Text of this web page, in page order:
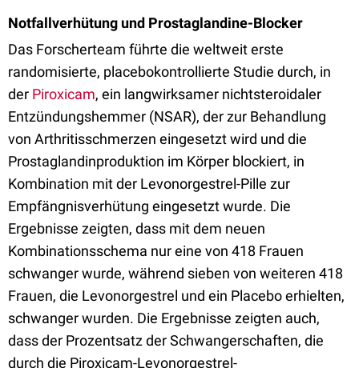
Notfallverhütung und Prostaglandine-Blocker
Das Forscherteam führte die weltweit erste
randomisierte, placebokontrollierte Studie durch, in
der Piroxicam, ein langwirksamer nichtsteroidaler
Entzündungshemmer (NSAR), der zur Behandlung
von Arthritisschmerzen eingesetzt wird und die
Prostaglandinproduktion im Körper blockiert, in
Kombination mit der Levonorgestrel-Pille zur
Empfängnisverhütung eingesetzt wurde. Die
Ergebnisse zeigten, dass mit dem neuen
Kombinationsschema nur eine von 418 Frauen
schwanger wurde, während sieben von weiteren 418
Frauen, die Levonorgestrel und ein Placebo erhielten,
schwanger wurden. Die Ergebnisse zeigten auch,
dass der Prozentsatz der Schwangerschaften, die
durch die Piroxicam-Levonorgestrel-